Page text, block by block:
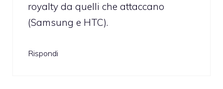
royalty da quelli che attaccano
(Samsung e HTC).
Rispondi